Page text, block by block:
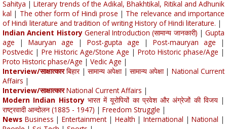
Sahitya |Literary trends of the Adikal, Bhakhtikal, Ritikal and Adhunik
kal | The other form of Hindi prose | The relevance and importance
of Hindi literature and tradition of writing History of Hindi literature. |
Indian Ancient History General Introduction (सामान्य जानकारी) | Gupta
age | Mauryan age | Post-gupta age | Post-mauryan age |
Postvedic | Pre Historic Age/Stone Age | Proto Historic phase/Age |
Proto Historic phase/Age | Vedic Age |
Interview/साक्षात्कार बिहार | सामान्य अपेक्षा | सामान्य अपेक्षा | National Current
Affairs |
Interview/साक्षात्कार National Current Affairs |
Modern Indian History भारत में यूरोपियों का प्रवेश और अंग्रेजों की विजय|
राष्ट्रवादी आन्दोलन (1885 - 1947) | Freedom Struggle |
News Business |Entertainment| Health | International |National |